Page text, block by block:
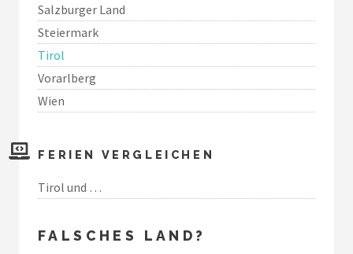
Salzburger Land
Steiermark
Tirol
Vorarlberg
Wien
FERIEN VERGLEICHEN
Tirol und …
FALSCHES LAND?